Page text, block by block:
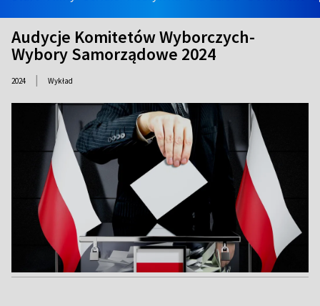
Audycje Komitetów Wyborczych-
Wybory Samorządowe 2024
2024 | Wykład